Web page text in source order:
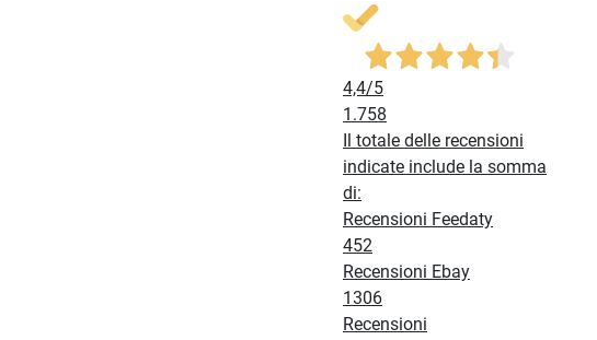
4,4/5
1.758
Il totale delle recensioni
indicate include la somma
di:
Recensioni Feedaty
452
Recensioni Ebay
1306
Recensioni